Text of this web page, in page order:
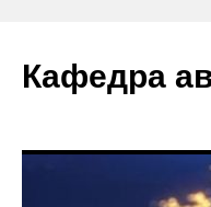
вмісту
Кафедра